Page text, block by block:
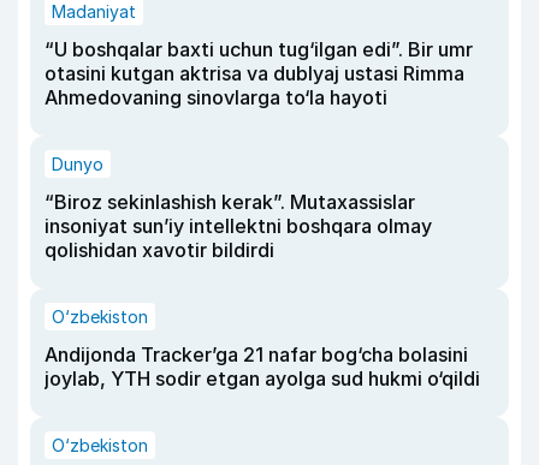
Madaniyat
“U boshqalar baxti uchun tug‘ilgan edi”. Bir umr
otasini kutgan aktrisa va dublyaj ustasi Rimma
Ahmedovaning sinovlarga to‘la hayoti
Dunyo
“Biroz sekinlashish kerak”. Mutaxassislar
insoniyat sun’iy intellektni boshqara olmay
qolishidan xavotir bildirdi
O‘zbekiston
Andijonda Tracker’ga 21 nafar bog‘cha bolasini
joylab, YTH sodir etgan ayolga sud hukmi o‘qildi
O‘zbekiston